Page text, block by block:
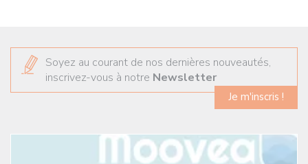
Soyez au courant de nos dernières nouveautés,
inscrivez-vous à notre Newsletter
Je m'inscris !